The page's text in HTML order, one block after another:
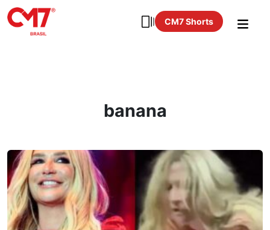
CM7 Shorts
banana